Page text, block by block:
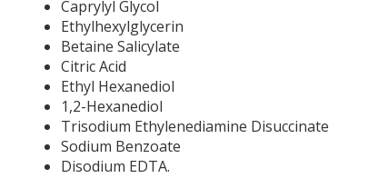
Caprylyl Glycol
Ethylhexylglycerin
Betaine Salicylate
Citric Acid
Ethyl Hexanediol
1,2-Hexanediol
Trisodium Ethylenediamine Disuccinate
Sodium Benzoate
Disodium EDTA.